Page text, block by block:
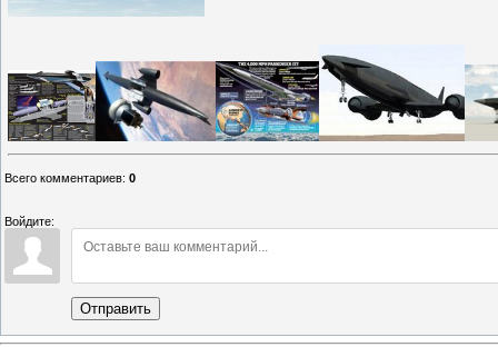
Всего комментариев: 0
Войдите:
Отправить